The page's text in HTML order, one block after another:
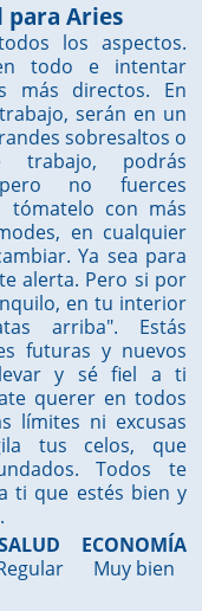
para Aries
los aspectos.
todo e intentar
más directos. En
serán en un
sobresaltos o
podrás
no fuerces
tómatelo con más
en cualquier
Ya sea para
alerta. Pero si por
en tu interior
arriba". Estás
futuras y nuevos
y sé fiel a ti
querer en todos
límites ni excusas
tus celos, que
Todos te
ti que estés bien y
ECONOMÍA
Muy bien